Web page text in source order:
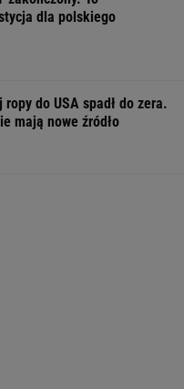
dla polskiego
do USA spadł do zera.
mają nowe źródło